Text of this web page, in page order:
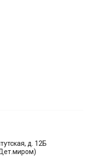
д. 12Б